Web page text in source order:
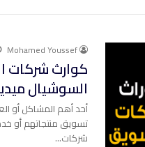
Mohamed Youssef
كوارث شركات
السوشيال
أحد أهم المشاكل أو
تسويق منتجاتهم أو
شركات…